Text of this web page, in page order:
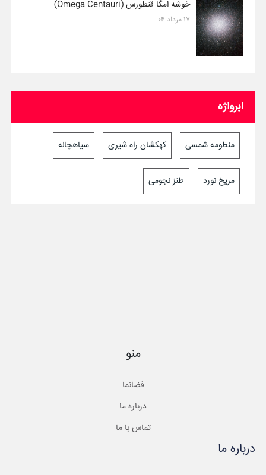
خوشه امگا قنطورس (Omega Centauri)
۱۷ مرداد ۰۴
ابرواژه
منظومه شمسی کهکشان راه شیری سیاهچاله
مریخ نورد طنز نجومی
منو
فضانما
درباره ما
تماس با ما
درباره ما